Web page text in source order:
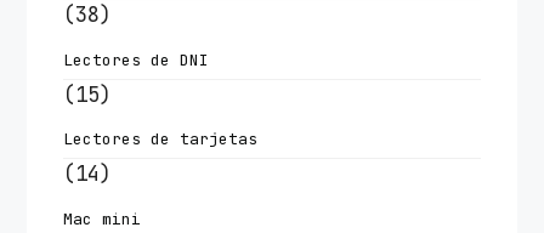
(38)
Lectores de DNI
(15)
Lectores de tarjetas
(14)
Mac mini